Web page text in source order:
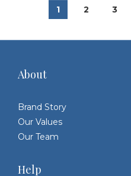
1 2 3
About
Brand Story
Our Values
Our Team
Help